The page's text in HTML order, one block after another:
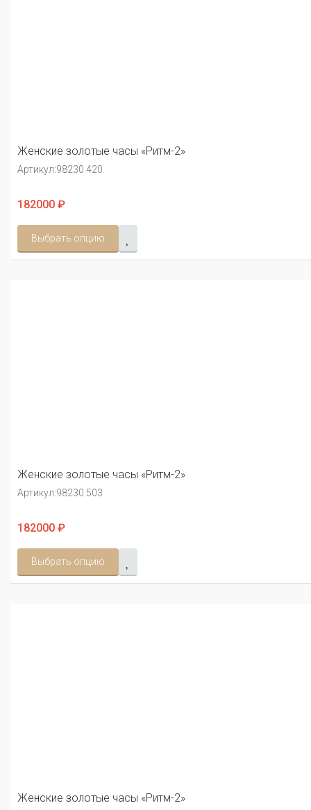
Женские золотые часы «Ритм-2»
Артикул:98230.420
182000 ₽
Выбрать опцию
Женские золотые часы «Ритм-2»
Артикул:98230.503
182000 ₽
Выбрать опцию
Женские золотые часы «Ритм-2»